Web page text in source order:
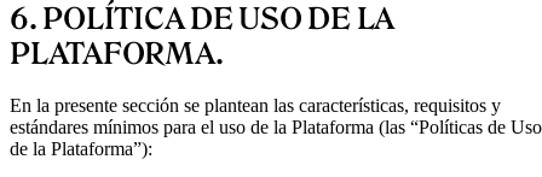
6. POLÍTICA DE USO DE LA
PLATAFORMA.
En la presente sección se plantean las características, requisitos y
estándares mínimos para el uso de la Plataforma (las “Políticas de Uso
de la Plataforma”):